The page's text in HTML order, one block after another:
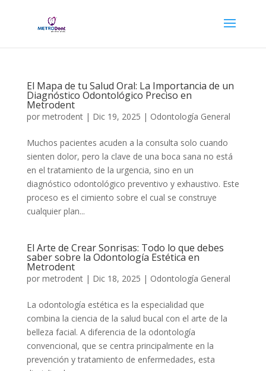
El Mapa de tu Salud Oral: La Importancia de un
Diagnóstico Odontológico Preciso en
Metrodent
por metrodent| Dic 19, 2025 | Odontología General
Muchos pacientes acuden a la consulta solo cuando
sienten dolor, pero la clave de una boca sana no está
en el tratamiento de la urgencia, sino en un
diagnóstico odontológico preventivo y exhaustivo. Este
proceso es el cimiento sobre el cual se construye
cualquier plan...
El Arte de Crear Sonrisas: Todo lo que debes
saber sobre la Odontología Estética en
Metrodent
por metrodent| Dic 18, 2025 | Odontología General
La odontología estética es la especialidad que
combina la ciencia de la salud bucal con el arte de la
belleza facial. A diferencia de la odontología
convencional, que se centra principalmente en la
prevención y tratamiento de enfermedades, esta